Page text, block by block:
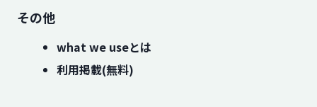
その他
what we useとは
利用掲載(無料)